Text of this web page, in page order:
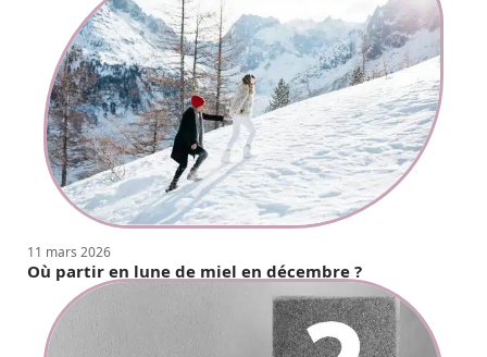
11 mars 2026
Où partir en lune de miel en décembre ?